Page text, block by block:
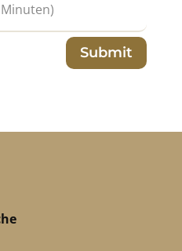
Submit